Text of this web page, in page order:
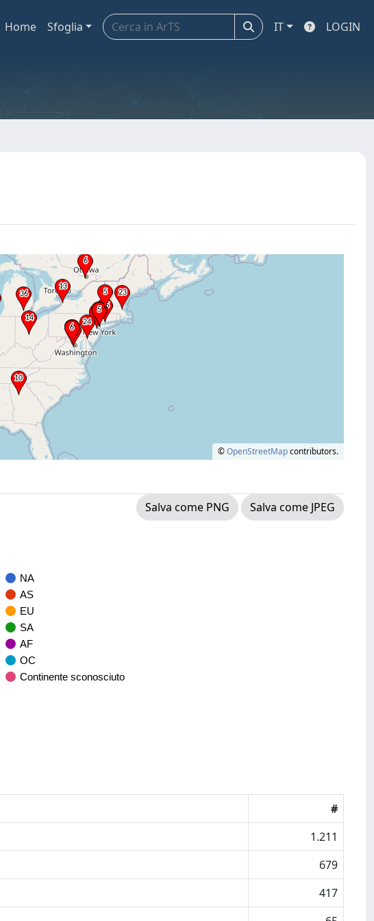
Home Sfoglia IT LOGIN
©OpenStreetMapcontributors.
Salva come PNG
Salva come JPEG
NA
AS
EU
SA
AF
OC
Continente sconosciuto
#
1.211
679
417